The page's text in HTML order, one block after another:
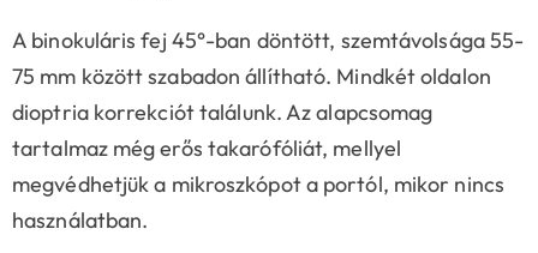
A binokuláris fej 45°-ban döntött, szemtávolsága 55-
75 mm között szabadon állítható. Mindkét oldalon
dioptria korrekciót találunk. Az alapcsomag
tartalmaz még erős takarófóliát, mellyel
megvédhetjük a mikroszkópot a portól, mikor nincs
használatban.